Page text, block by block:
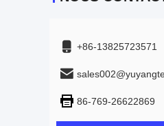
+86-13825723571
86-769-26622869